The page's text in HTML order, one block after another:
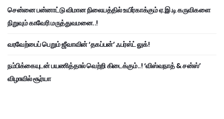
சென்னை பன்னாட்டு விமான நிலையத்தில் உயிர்காக்கும் ஏ.இ.டி கருவிகளை
நிறுவும் காவேரி மருத்துவமனை..!
வரவேற்பைப் பெறும் ஜீவாவின் ‘தகப்பன்’ ஃபர்ஸ்ட் லுக்!
நம்பிக்கையுடன் பயணித்தால் வெற்றி கிடைக்கும்..! ‘விஸ்வநாத் & சன்ஸ்’
விழாவில் சூர்யா